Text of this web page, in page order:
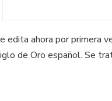
edita ahora por primera
de Oro español. Se